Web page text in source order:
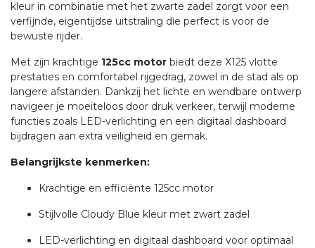
kleur in combinatie met het zwarte zadel zorgt voor een
verfijnde, eigentijdse uitstraling die perfect is voor de
bewuste rijder.
Met zijn krachtige 125cc motor biedt deze X125 vlotte
prestaties en comfortabel rijgedrag, zowel in de stad als op
langere afstanden. Dankzij het lichte en wendbare ontwerp
navigeer je moeiteloos door druk verkeer, terwijl moderne
functies zoals LED-verlichting en een digitaal dashboard
bijdragen aan extra veiligheid en gemak.
Belangrijkste kenmerken:
Krachtige en efficiënte 125cc motor
Stijlvolle Cloudy Blue kleur met zwart zadel
LED-verlichting en digitaal dashboard voor optimaal